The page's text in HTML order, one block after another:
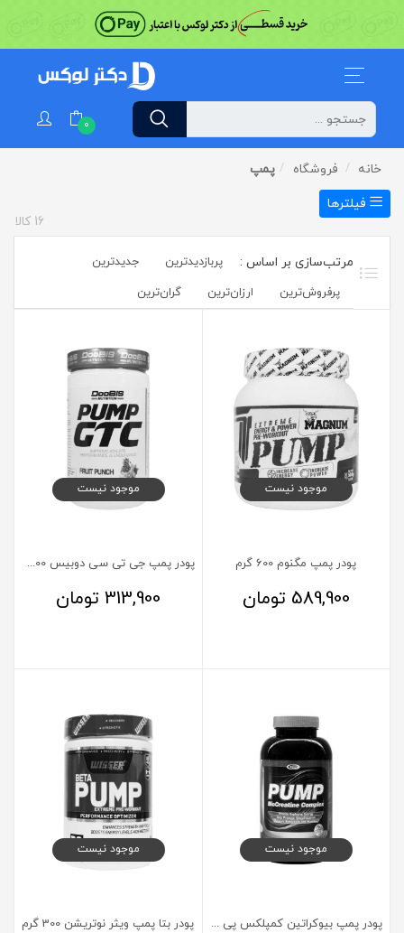
0
خانه فروشگاه
پمپ
فیلترها
16 کالا
پربازدیدترین
جدیدترین
پرفروش‌ترین‌
ارزان‌ترین گران‌ترین
موجود نیست
پودر پمپ مگنوم 600 گرم
589,900 تومان
موجود نیست
پودر پمپ جی تی سی دوبیس 300 گرم
313,900 تومان
موجود نیست
پودر پمپ بیوکراتین کمپلکس پی ان سی 300 گرم
موجود نیست
پودر بتا پمپ ویثر نوتریشن 300 گرم